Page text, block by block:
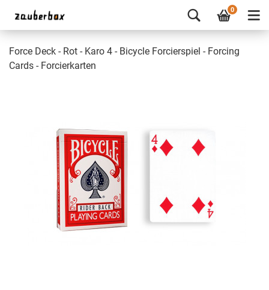
0
Force Deck - Rot - Karo 4 - Bicycle Forcierspiel - Forcing
Cards - Forcierkarten